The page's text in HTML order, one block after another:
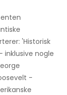
'Historisk
nogle
-